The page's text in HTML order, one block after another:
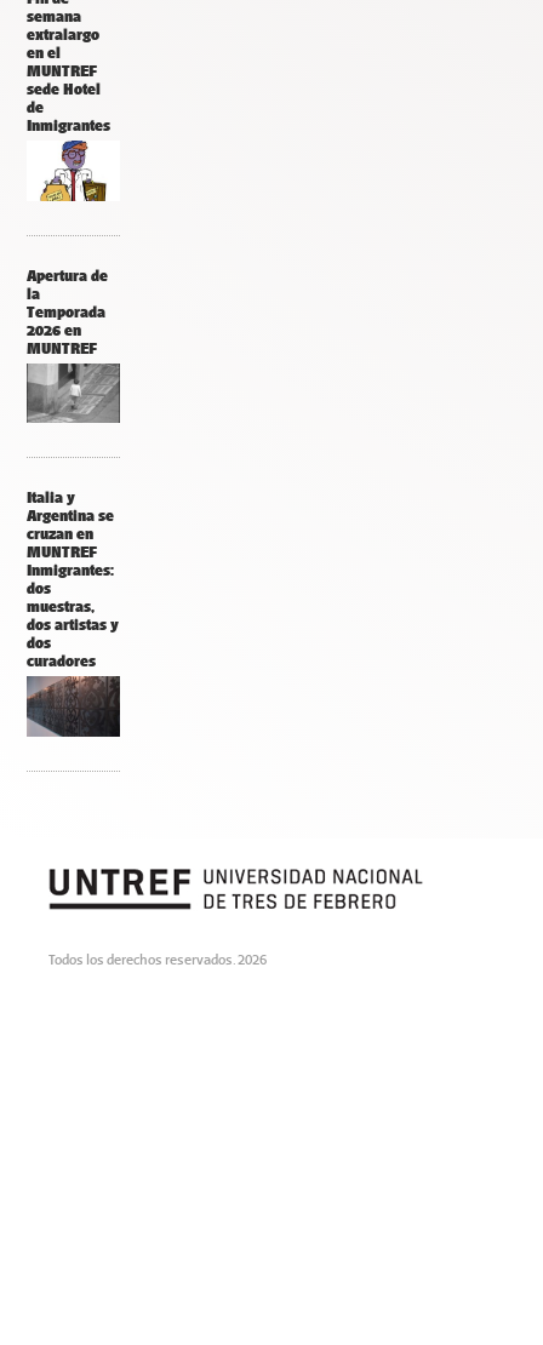
semana
extralargo
en el
MUNTREF
sede Hotel
de
Inmigrantes
Apertura de
la
Temporada
2026 en
MUNTREF
Italia y
Argentina se
cruzan en
MUNTREF
Inmigrantes:
dos
muestras,
dos artistas y
dos
curadores
Todos los derechos reservados. 2026